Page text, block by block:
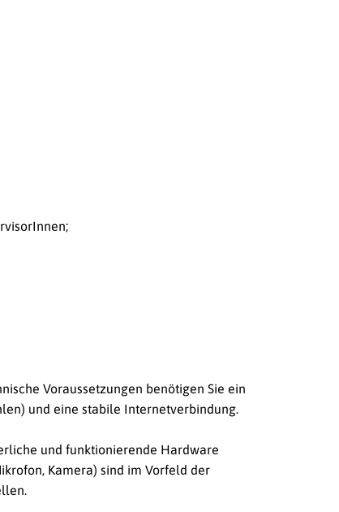
Voraussetzungen benötigen Sie ein
und eine stabile Internetverbindung.
und funktionierende Hardware
Kamera) sind im Vorfeld der